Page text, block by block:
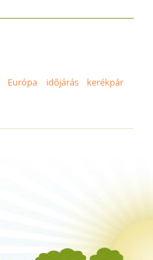
Európa időjárás
kerékpár